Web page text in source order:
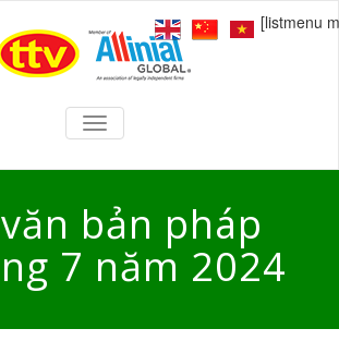
TOGGLE
NAVIGATION
bản pháp
7 năm 2024
[listmenu